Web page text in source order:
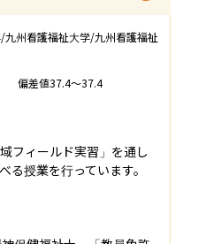
州看護福祉大学/九州看護福祉
偏差値37.4〜37.4
フィールド実習」を通し
る授業を行っています。